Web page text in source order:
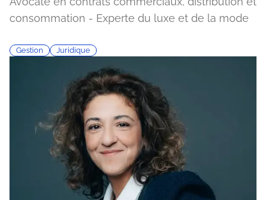
consommation - Experte du luxe et de la mode
Gestion Juridique